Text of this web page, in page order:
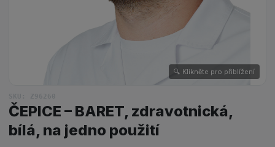
🔍 Klikněte pro přiblížení
ČEPICE – BARET, zdravotnická,
bílá, na jedno použití